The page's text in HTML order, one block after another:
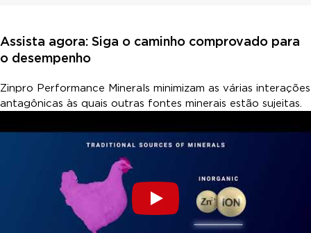
Assista agora: Siga o caminho comprovado para
o desempenho
Zinpro Performance Minerals minimizam as várias interações
antagônicas às quais outras fontes minerais estão sujeitas.